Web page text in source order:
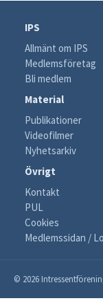
IPS
Allmänt om IPS
Medlemsföretag
Bli medlem
Material
Publikationer
Videofilmer
Nyhetsarkiv
Övrigt
Kontakt
PUL
Cookies
Medlemssidan /
© 2026